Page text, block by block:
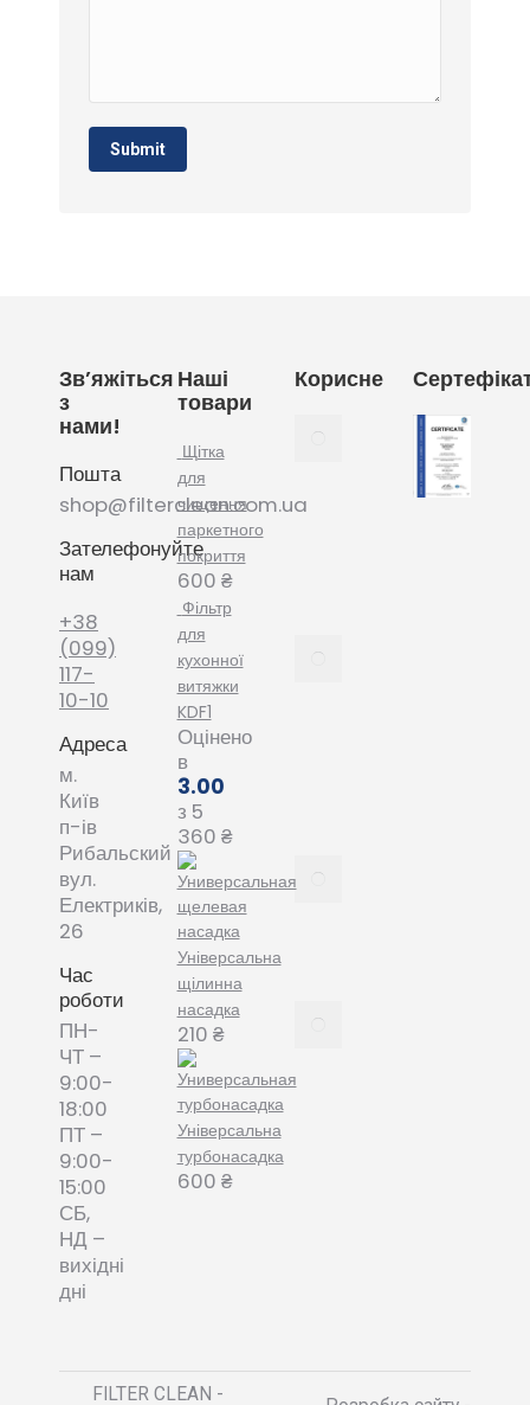
Submit
Зв’яжіться
з
нами!
Пошта
shop@filterclean.com.ua
Зателефонуйте
нам
+38
(099)
117-
10-10
Адреса
м.
Київ
п-ів
Рибальский
вул.
Електриків,
26
Час
роботи
ПН-
ЧТ –
9:00-
18:00
ПТ –
9:00-
15:00
СБ,
НД –
вихідні
дні
Наші
товари
Щітка
для
чищення
паркетного
покриття
600 ₴
Фільтр
для
кухонної
витяжки
KDF1
Оцінено
в
3.00
з 5
360 ₴
Універсальна
щілинна
насадка
210 ₴
Універсальна
турбонасадка
600 ₴
Корисне
вибрати
FILTER CLEAN -